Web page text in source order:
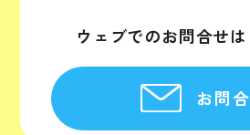
ウェブでのお問合せ
お問